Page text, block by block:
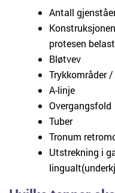
Antall
protesen
Bløtvev
Trykkområder
A-linje
Overgangsfold
Tuber
Tronum
Utstrekning i